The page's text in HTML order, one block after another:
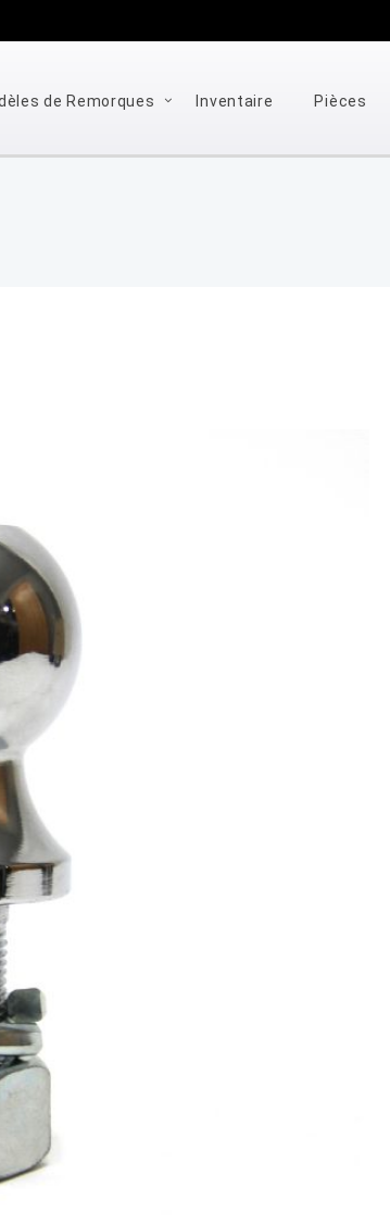
de Remorques Inventaire Pièces